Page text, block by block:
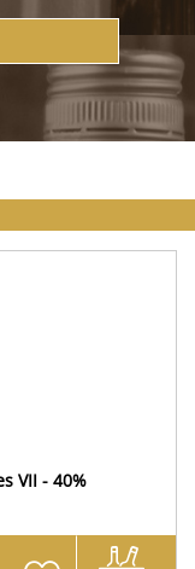
VII - 40%